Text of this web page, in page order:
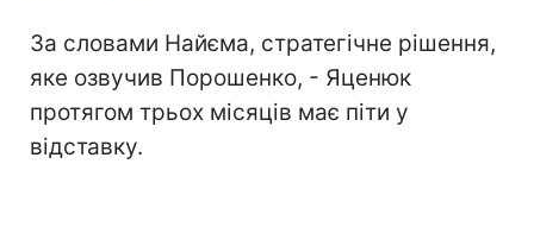
За словами Найєма, стратегічне рішення,
яке озвучив Порошенко, - Яценюк
протягом трьох місяців має піти у
відставку.